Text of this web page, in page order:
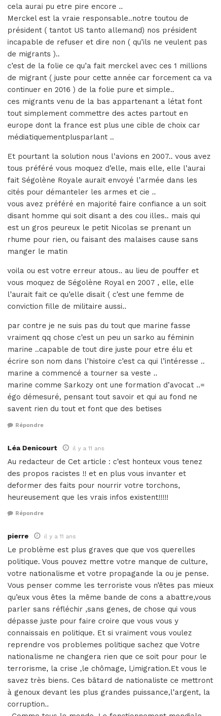
cela aurai pu etre pire encore ..
Merckel est la vraie responsable..notre toutou de
président ( tantot US tanto allemand) nos président
incapable de refuser et dire non ( qu’ils ne veulent pas
de migrants )..
c’est de la folie ce qu’a fait merckel avec ces 1 millions
de migrant ( juste pour cette année car forcement ca va
continuer en 2016 ) de la folie pure et simple..
ces migrants venu de la bas appartenant a létat font
tout simplement commettre des actes partout en
europe dont la france est plus une cible de choix car
médiatiquementplusparlant ..
Et pourtant la solution nous l’avions en 2007.. vous avez
tous préféré vous moquez d’elle, mais elle, elle l’aurai
fait Ségolène Royale aurait envoyé l’armée dans les
cités pour démanteler les armes et cie ..
vous avez préféré en majorité faire confiance a un soit
disant homme qui soit disant a des cou illes.. mais qui
est un gros peureux le petit Nicolas se prenant un
rhume pour rien, ou faisant des malaises cause sans
manger le matin
voila ou est votre erreur atous.. au lieu de pouffer et
vous moquez de Ségolène Royal en 2007 , elle, elle
l’aurait fait ce qu’elle disait ( c’est une femme de
conviction fille de militaire aussi..
par contre je ne suis pas du tout que marine fasse
vraiment qq chose c’est un peu un sarko au féminin
marine ..capable de tout dire juste pour etre élu et
écrire son nom dans l’histoire c’est ca qui l’intéresse ..
marine a commencé a tourner sa veste ..
marine comme Sarkozy ont une formation d’avocat ..=
égo démesuré, pensant tout savoir et qui au fond ne
savent rien du tout et font que des betises
Répondre
Léa Denicourt il y a 11 ans
Au redacteur de Cet article : c’est honteux vous tenez
des propos racistes !! et en plus vous invanter et
deformer des faits pour nourrir votre torchons,
heureusement que les vrais infos existent!!!!!
Répondre
pierre il y a 11 ans
Le problème est plus graves que que vos querelles
politique. Vous pouvez mettre votre manque de culture,
votre nationalisme et votre propagande la ou je pense.
Vous penser comme les terroriste vous n’êtes pas mieux
qu’eux vous êtes la même bande de cons a abattre,vous
parler sans réfléchir ,sans genes, de chose qui vous
dépasse juste pour faire croire que vous vous y
connaissais en politique. Et si vraiment vous voulez
reprendre vos problemes politique sachez que Votre
nationalisme ne changera rien que ce soit pour pour le
terrorisme, la crise ,le chômage, l,imigration.Et vous le
savez très biens. Ces bâtard de nationaliste ce mettront
à genoux devant les plus grandes puissance,l’argent, la
corruption..